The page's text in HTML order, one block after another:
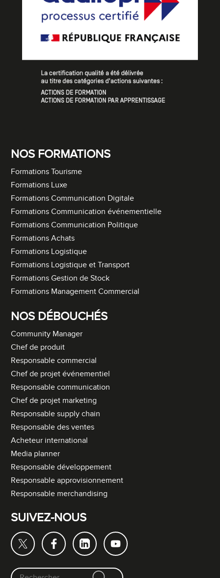
NOS FORMATIONS
Formations Tourisme
Formations Luxe
Formations Communication Digitale
Formations Communication événementielle
Formations Communication Politique
Formations Achats
Formations Logistique
Formations Logistique et Transport
Formations Gestion de Stock
Formations Management Commercial
NOS DÉBOUCHÉS
Community Manager
Chef de produit
Responsable commercial
Chef de projet événementiel
Responsable communication
Chef de projet marketing
Responsable supply chain
Responsable des ventes
Acheteur international
Media planner
Responsable développement
Responsable approvisionnement
Responsable merchandising
SUIVEZ-NOUS